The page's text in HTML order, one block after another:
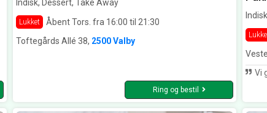
Indisk, Dessert, Take Away
Lukket
Åbent Tors. fra 16:00 til 21:30
Toftegårds Allé 38, 2500 Valby
Ring og bestil
Vi gik 3 km